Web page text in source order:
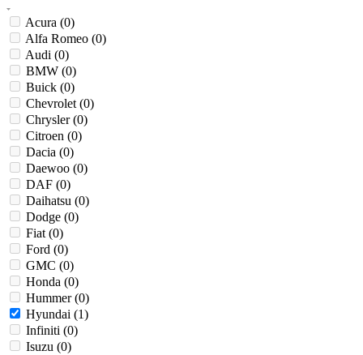
Acura (0)
Alfa Romeo (0)
Audi (0)
BMW (0)
Buick (0)
Chevrolet (0)
Chrysler (0)
Citroen (0)
Dacia (0)
Daewoo (0)
DAF (0)
Daihatsu (0)
Dodge (0)
Fiat (0)
Ford (0)
GMC (0)
Honda (0)
Hummer (0)
Hyundai (1)
Infiniti (0)
Isuzu (0)